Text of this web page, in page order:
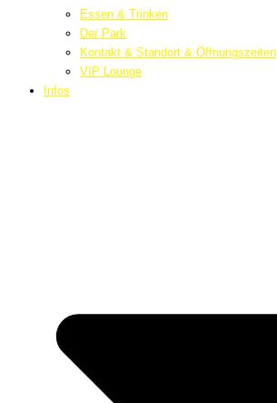
Essen & Trinken
Der Park
Kontakt & Standort & Öffnungszeiten
VIP Lounge
Infos